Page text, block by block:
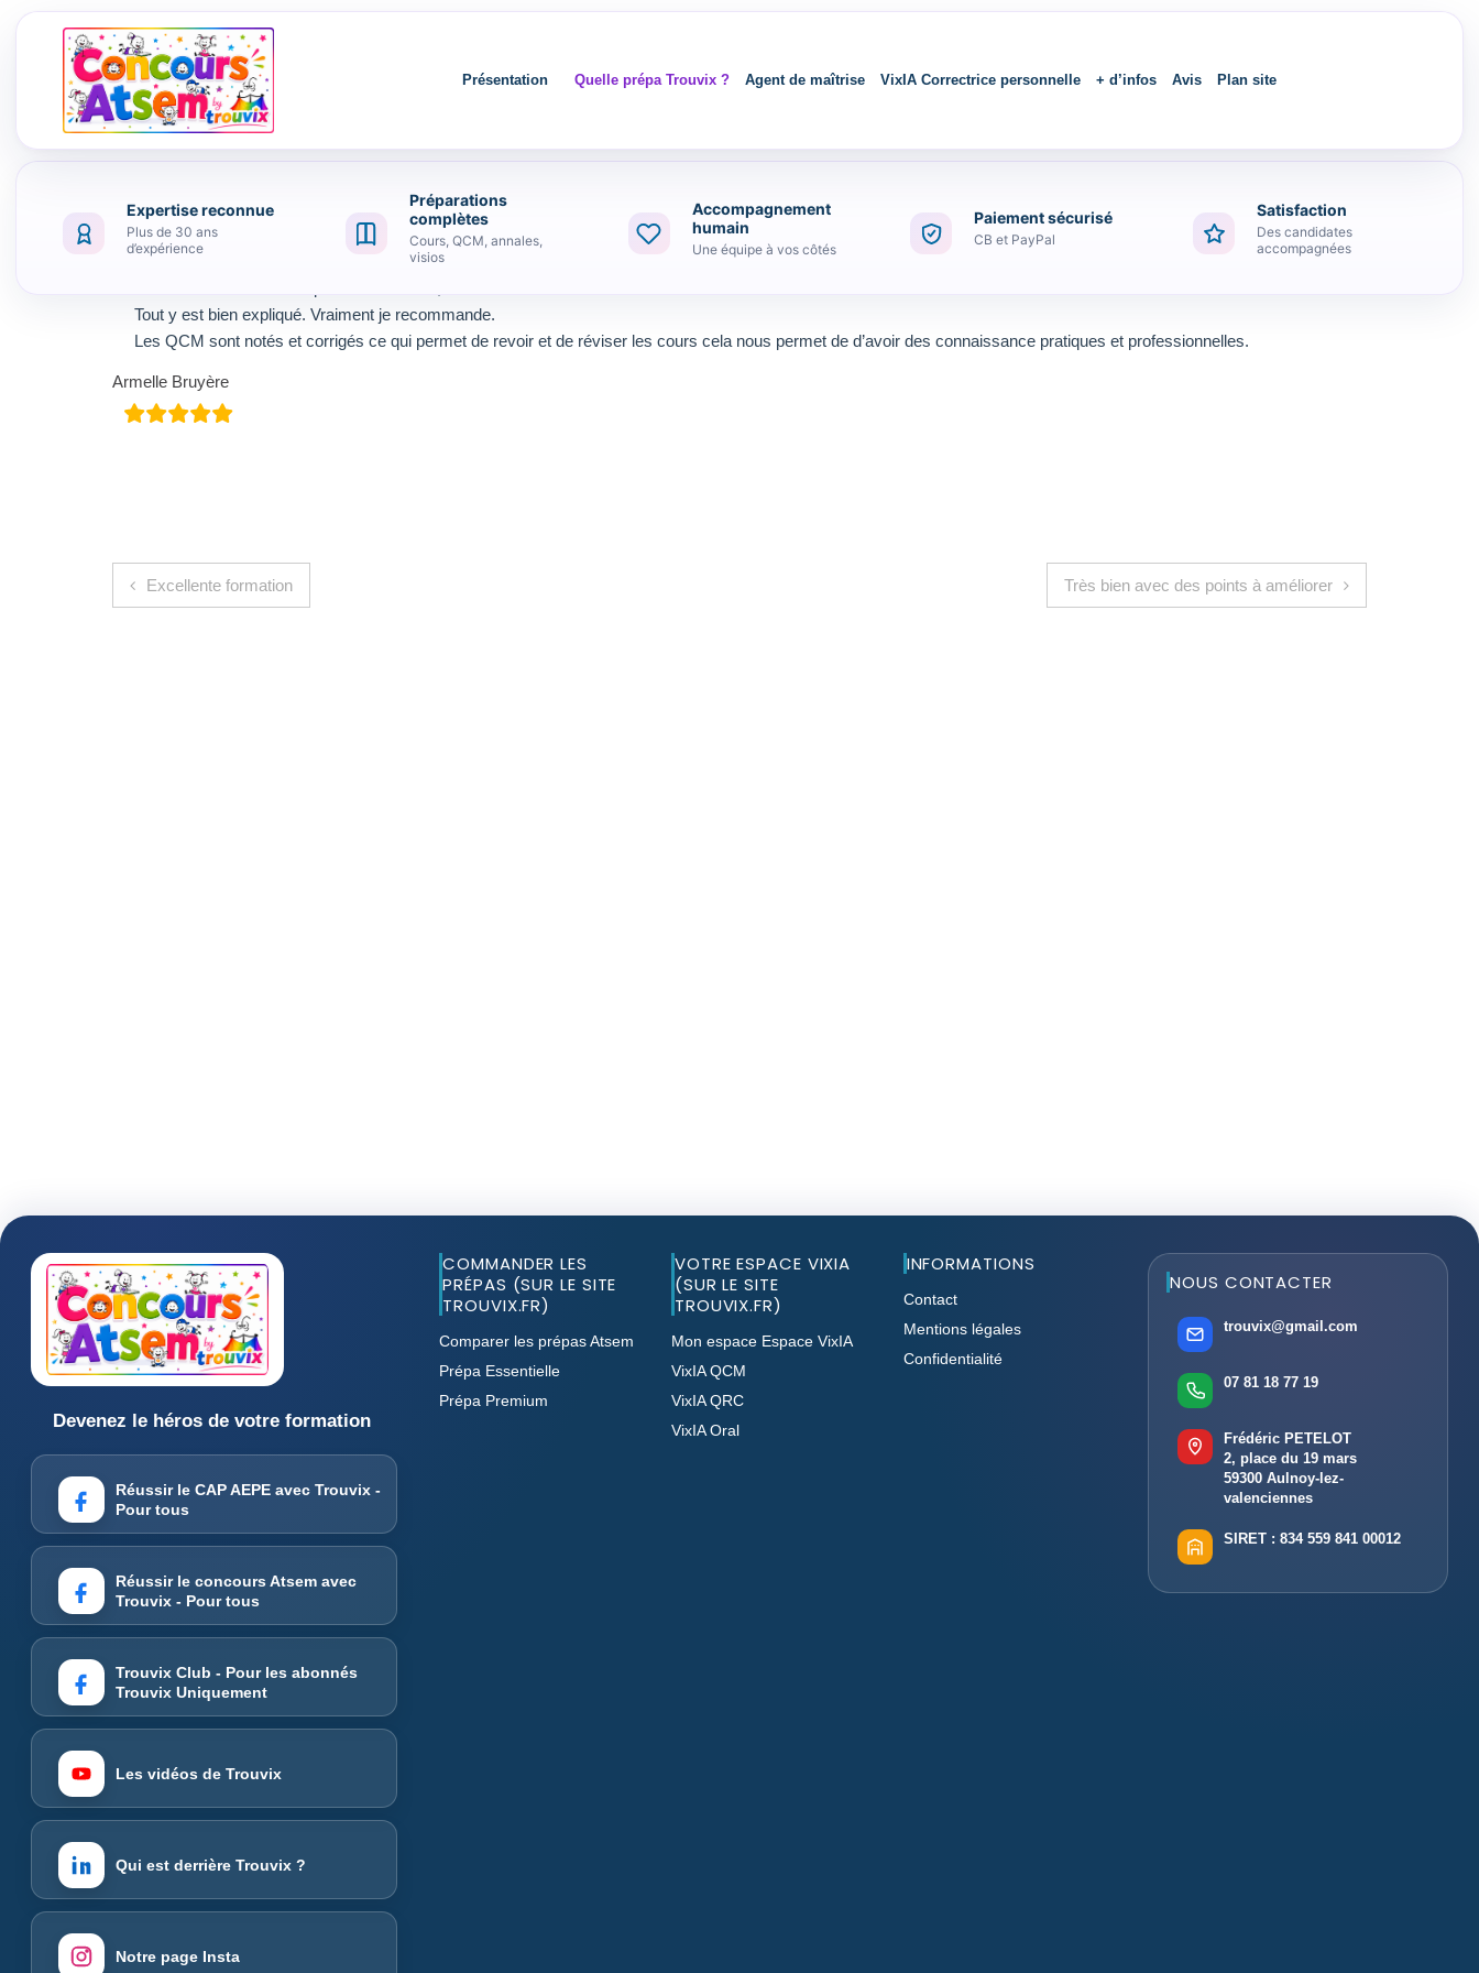
Présentation Quelle prépa Trouvix ? Agent de maîtrise VixIA Correctrice personnelle + d’infos Avis Plan site
Expertise reconnue
Plus de 30 ans
d’expérience
Préparations
complètes
Cours, QCM, annales,
visios
Accompagnement
humain
Une équipe à vos côtés
Paiement sécurisé
CB et PayPal
Satisfaction
Des candidates
accompagnées
Tout y est bien expliqué. Vraiment je recommande.
Les QCM sont notés et corrigés ce qui permet de revoir et de réviser les cours cela nous permet de d’avoir des connaissance pratiques et professionnelles.
Armelle Bruyère
Navigation de l’article
Excellente formation Très bien avec des points à améliorer
Devenez le héros de votre formation
Réussir le CAP AEPE avec Trouvix -
Pour tous
Réussir le concours Atsem avec
Trouvix - Pour tous
Trouvix Club - Pour les abonnés
Trouvix Uniquement
Les vidéos de Trouvix
Qui est derrière Trouvix ?
Notre page Insta
COMMANDER LES
PRÉPAS (SUR LE SITE
TROUVIX.FR)
Comparer les prépas Atsem
Prépa Essentielle
Prépa Premium
VOTRE ESPACE VIXIA
(SUR LE SITE
TROUVIX.FR)
Mon espace Espace VixIA
VixIA QCM
VixIA QRC
VixIA Oral
INFORMATIONS
Contact
Mentions légales
Confidentialité
NOUS CONTACTER
trouvix@gmail.com
07 81 18 77 19
Frédéric PETELOT
2, place du 19 mars
59300 Aulnoy-lez-
valenciennes
SIRET : 834 559 841 00012